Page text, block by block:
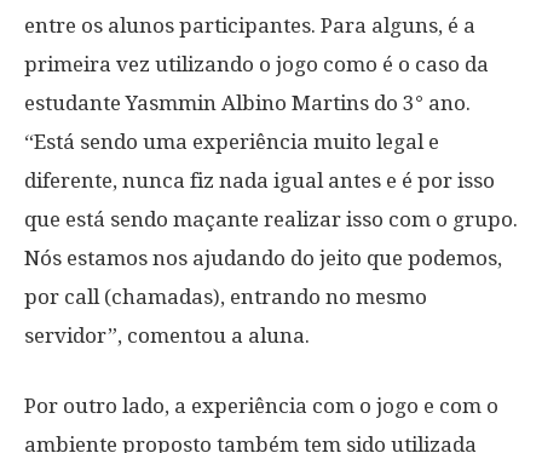
entre os alunos participantes. Para alguns, é a
primeira vez utilizando o jogo como é o caso da
estudante Yasmmin Albino Martins do 3° ano.
“Está sendo uma experiência muito legal e
diferente, nunca fiz nada igual antes e é por isso
que está sendo maçante realizar isso com o grupo.
Nós estamos nos ajudando do jeito que podemos,
por call (chamadas), entrando no mesmo
servidor”, comentou a aluna.
Por outro lado, a experiência com o jogo e com o
ambiente proposto também tem sido utilizada